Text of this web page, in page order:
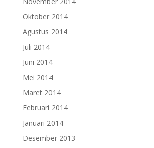
Oktober 2014
Agustus 2014
Juli 2014
Juni 2014
Mei 2014
Maret 2014
Februari 2014
Januari 2014
Desember 2013